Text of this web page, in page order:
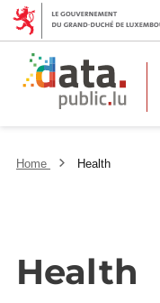
Home Health
Health